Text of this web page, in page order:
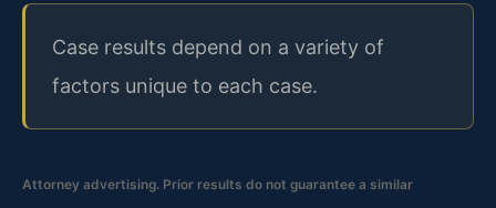
Case results depend on a variety of
factors unique to each case.
Attorney advertising. Prior results do not guarantee a similar